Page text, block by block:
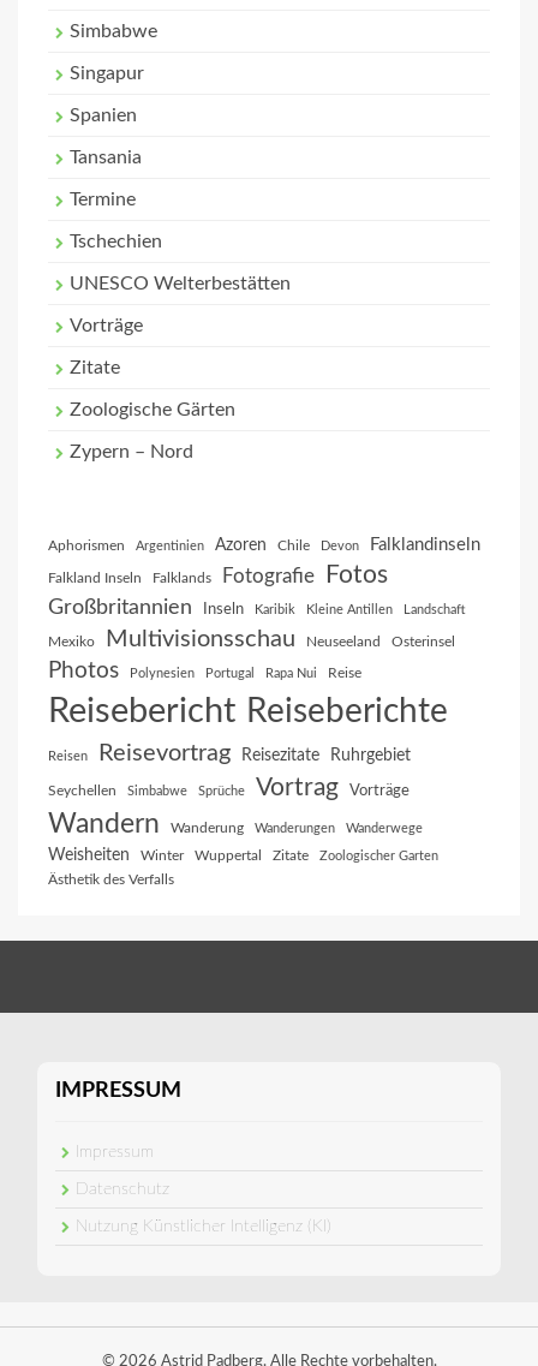
Simbabwe
Singapur
Spanien
Tansania
Termine
Tschechien
UNESCO Welterbestätten
Vorträge
Zitate
Zoologische Gärten
Zypern – Nord
Aphorismen Argentinien Azoren Chile Devon Falklandinseln
Falkland Inseln Falklands Fotografie Fotos
Großbritannien Inseln Karibik Kleine Antillen Landschaft
Mexiko Multivisionsschau Neuseeland Osterinsel
Photos Polynesien Portugal Rapa Nui Reise
Reisebericht Reiseberichte
Reisen Reisevortrag Reisezitate Ruhrgebiet
Seychellen Simbabwe Sprüche Vortrag Vorträge
Wandern Wanderung Wanderungen Wanderwege
Weisheiten Winter Wuppertal Zitate Zoologischer Garten
Ästhetik des Verfalls
IMPRESSUM
Impressum
Datenschutz
Nutzung Künstlicher Intelligenz (KI)
© 2026 Astrid Padberg. Alle Rechte vorbehalten.